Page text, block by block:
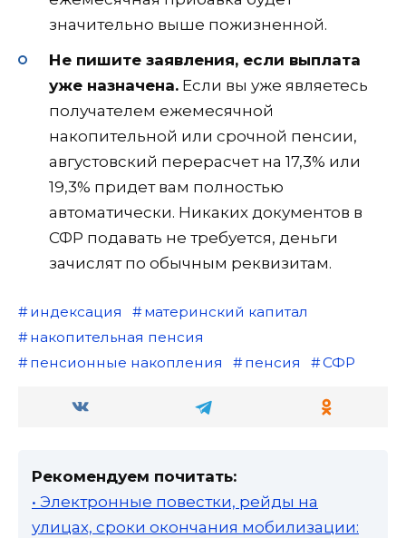
значительно выше пожизненной.
Не пишите заявления, если выплата
уже назначена. Если вы уже являетесь
получателем ежемесячной
накопительной или срочной пенсии,
августовский перерасчет на 17,3% или
19,3% придет вам полностью
автоматически. Никаких документов в
СФР подавать не требуется, деньги
зачислят по обычным реквизитам.
индексация
материнский капитал
накопительная пенсия
пенсионные накопления
пенсия СФР
Рекомендуем почитать:
• Электронные повестки, рейды на
улицах, сроки окончания мобилизации: